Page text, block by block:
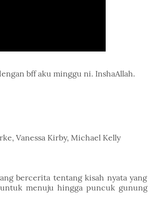
bff aku minggu ni. InshaAllah.
Vanessa Kirby, Michael Kelly
bercerita tentang kisah nyata yang
menuju hingga puncuk gunung